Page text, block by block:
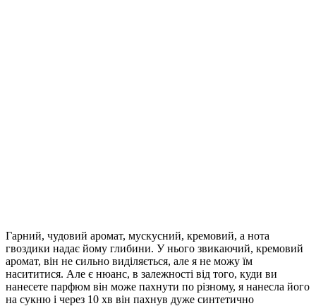
Гарний, чудовий аромат, мускусний, кремовий, а нота
гвоздики надає йому глибини. У нього звикаючий, кремовий
аромат, він не сильно виділяється, але я не можу їм
насититися. Але є нюанс, в залежності від того, куди ви
нанесете парфюм він може пахнути по різному, я нанесла його
на сукню і через 10 хв він пахнув дуже синтетично